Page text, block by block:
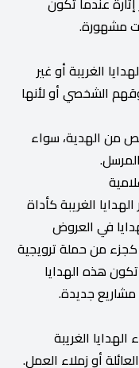
مشهورة.
الغريبة أو غير
الشخصي أو لأنها
من الهدية، سواء
الغريبة كأداة
في العروض
كجزء من حملة ترويجية
هذه الهدايا
مشاريع جديدة.
الغريبة
أو زملاء العمل.